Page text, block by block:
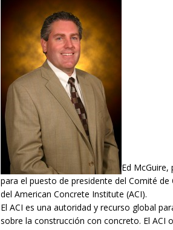
Ed
para el puesto de presidente del Comité
del American Concrete Institute (ACI).
El ACI es una autoridad y recurso global
sobre la construcción con concreto. El ACI